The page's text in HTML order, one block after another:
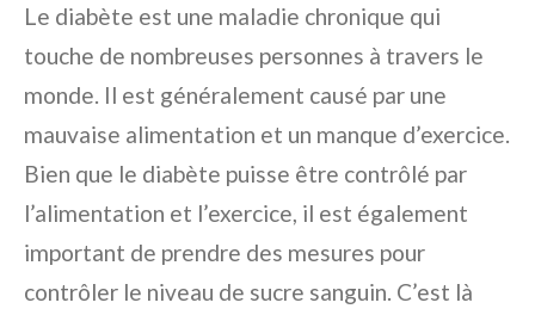
Le diabète est une maladie chronique qui
touche de nombreuses personnes à travers le
monde. Il est généralement causé par une
mauvaise alimentation et un manque d’exercice.
Bien que le diabète puisse être contrôlé par
l’alimentation et l’exercice, il est également
important de prendre des mesures pour
contrôler le niveau de sucre sanguin. C’est là